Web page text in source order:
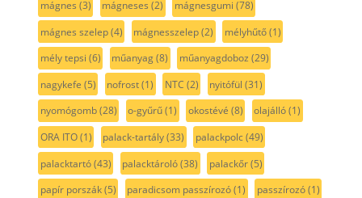
mágnes (3) mágneses (2) mágnesgumi (78)
mágnes szelep(4) mágnesszelep(2) mélyhűtő(1)
mély tepsi (6) műanyag(8) műanyagdoboz (29)
nagykefe (5) nofrost(1) NTC (2) nyitófül (31)
nyomógomb(28) o-gyűrű(1) okostévé (8) olajálló(1)
ORA ITO(1) palack-tartály(33) palackpolc(49)
palacktartó(43) palacktároló(38) palackőr(5)
papír porszák(5) paradicsom passzírozó(1) passzírozó(1)